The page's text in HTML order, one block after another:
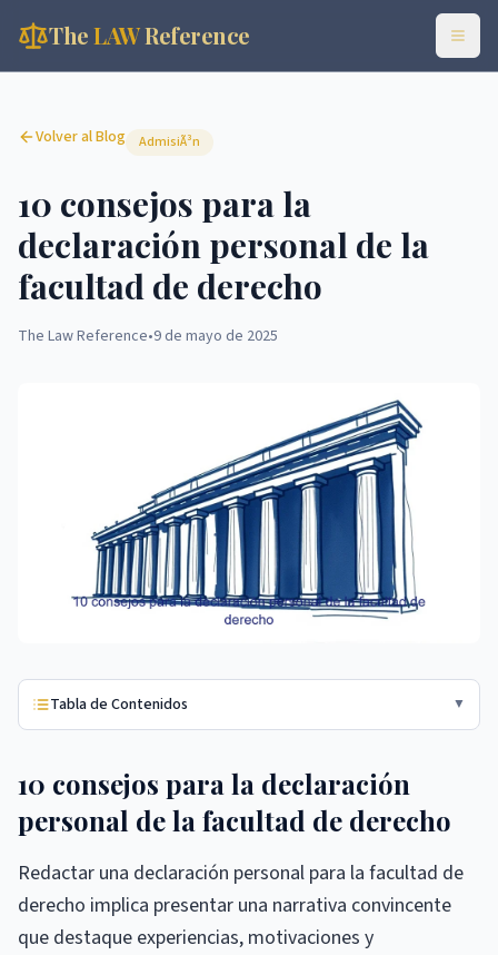
TheLAWReference
Volver al Blog AdmisiÃ³n
10 consejos para la
declaración personal de la
facultad de derecho
The Law Reference•9 de mayo de 2025
Tabla de Contenidos ▼
10 consejos para la declaración
personal de la facultad de derecho
Redactar una declaración personal para la facultad de
derecho implica presentar una narrativa convincente
que destaque experiencias, motivaciones y